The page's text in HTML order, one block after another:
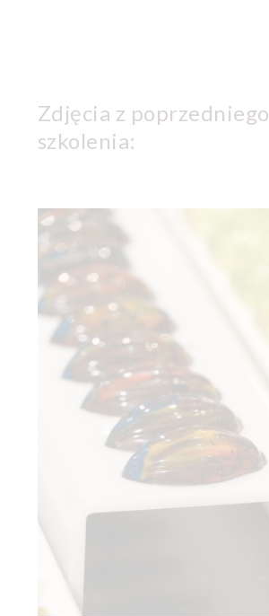
Zdjęcia z poprzedniego
szkolenia: